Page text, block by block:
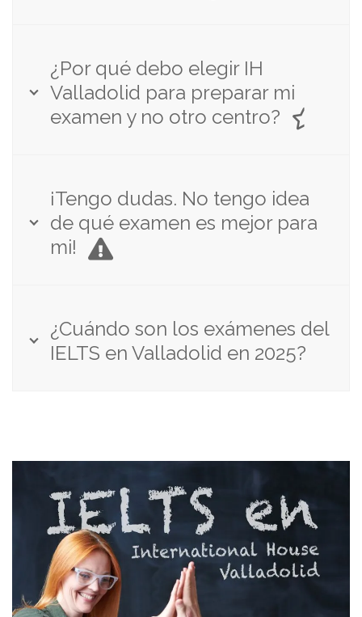
¿Por qué debo elegir IH
Valladolid para preparar mi
examen y no otro centro?
¡Tengo dudas. No tengo idea
de qué examen es mejor para
mi!
¿Cuándo son los exámenes del
IELTS en Valladolid en 2025?